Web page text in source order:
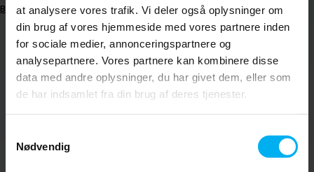
at analysere vores trafik. Vi deler også oplysninger om
din brug af vores hjemmeside med vores partnere inden
for sociale medier, annonceringspartnere og
analysepartnere. Vores partnere kan kombinere disse
data med andre oplysninger, du har givet dem, eller som
de har indsamlet fra din brug af deres tjenester.
Nødvendig
Bestil tid